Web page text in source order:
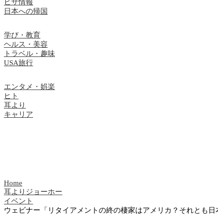
ビザ情報
日本への帰国
学び・教育
ヘルス・美容
トラベル・趣味
USA旅行
エンタメ・娯楽
ヒト
耳より
キャリア
Home
耳よりジョーホー
イベント
ウェビナー「リタイアメントの終の棲家はアメリカ？それとも日